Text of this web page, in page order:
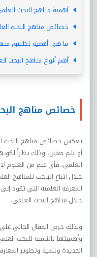
أهمية مناهج البحث
خصائص مناهج البحث
ما هي أهمية تطبيق
أهم أنواع مناهج البحث
خصائص مناهج
تعكس خصائص مناهج البحث
أو علم معين، وذلك نظراً
العلمي، فأي علم من العلوم
خلال اتباع الباحث للمناهج
المعرفة العلمية التي تقود
خلال مناهج البحث العلمي.
ولذلك حرص المقال الحالي
وأهميتها بالنسبة للبحث
الجديدة وتنمية وتطوير